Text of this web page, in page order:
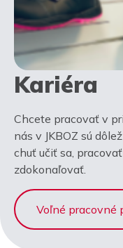
Kariéra
Chcete pracovať v
nás v JKBOZ sú
chuť učiť sa,
zdokonaľovať.
Voľné pracovné